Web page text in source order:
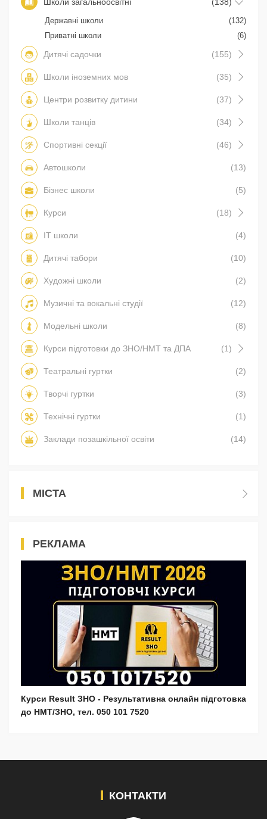
Школи загальноосвітні (138)
Державні школи
(132)
Приватні школи
(6)
Дитячі садочки (155)
Школи іноземних мов (35)
Центри розвитку дитини (37)
Школи танців (34)
Спортивні секції (46)
Автошколи (13)
Бізнес школи (5)
Курси (18)
IT школи (4)
Дитячі табори (10)
Художні школи (2)
Музичні та вокальні студії (12)
Модельні школи (8)
Курси підготовки до ЗНО/НМТ та ДПА (1)
Театральні гуртки (2)
Творчі гуртки (3)
Технічні гуртки (1)
Заклади позашкільної освіти (14)
МІСТА
РЕКЛАМА
Курси Result ЗНО - Результативна онлайн підготовка
до НМТ/ЗНО, тел. 050 101 7520
КОНТАКТИ